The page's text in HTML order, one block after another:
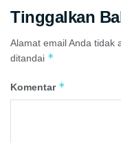
Tinggalkan
Alamat email Anda tidak
ditandai *
Komentar *